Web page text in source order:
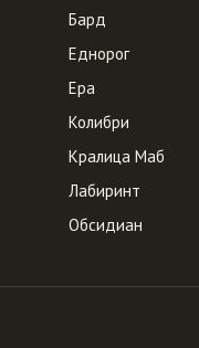
Бард
Еднорог
Ера
Колибри
Кралица Маб
Лабиринт
Обсидиан